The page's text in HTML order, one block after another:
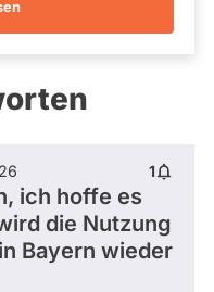
1
ich hoffe es
die Nutzung
Bayern wieder